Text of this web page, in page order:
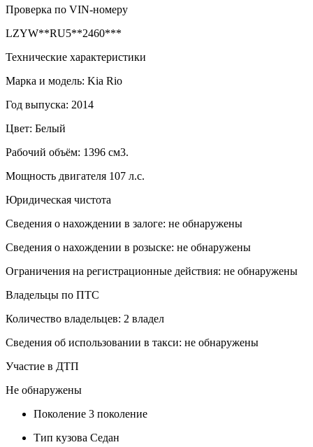
Проверка по VIN-номеру
LZYW**RU5**2460***
Технические характеристики
Марка и модель: Kia Rio
Год выпуска: 2014
Цвет: Белый
Рабочий объём: 1396 см3.
Мощность двигателя 107 л.с.
Юридическая чистота
Сведения о нахождении в залоге: не обнаружены
Сведения о нахождении в розыске: не обнаружены
Ограничения на регистрационные действия: не обнаружены
Владельцы по ПТС
Количество владельцев: 2 владел
Сведения об использовании в такси: не обнаружены
Участие в ДТП
Не обнаружены
Поколение 3 поколение
Тип кузова Седан